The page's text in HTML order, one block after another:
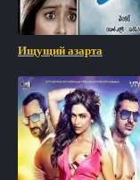
Ищущий азарта